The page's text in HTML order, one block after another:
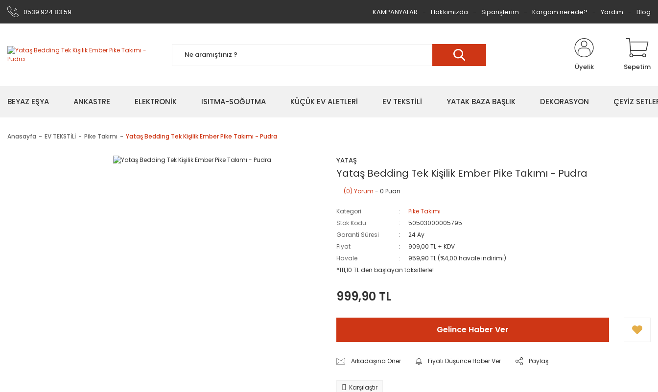
0539 924 83 59 KAMPANYALAR Hakkımızda Siparişlerim Kargom nerede? Yardım Blog
Üyelik Sepetim
BEYAZ EŞYA ANKASTRE ELEKTRONİK ISITMA-SOĞUTMA KÜÇÜK EV ALETLERİ EV TEKSTİLİ YATAK BAZA BAŞLIK DEKORASYON ÇEYİZ
Anasayfa EV TEKSTİLİ Pike Takımı Yataş Bedding Tek Kişilik Ember Pike Takımı - Pudra
YATAŞ
Yataş Bedding Tek Kişilik Ember Pike Takımı - Pudra
(0) Yorum - 0 Puan
Kategori
Pike Takımı
Stok Kodu
50503000005795
Garanti Süresi
24 Ay
Fiyat
909,00 TL + KDV
Havale
959,90 TL (%4,00 havale indirimi)
*111,10 TL den başlayan taksitlerle!
999,90 TL
Gelince Haber Ver
Arkadaşına Öner Fiyatı Düşünce Haber Ver Paylaş
Karşılaştır